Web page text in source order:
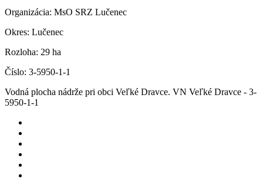
Organizácia: MsO SRZ Lučenec
Okres: Lučenec
Rozloha: 29 ha
Číslo: 3-5950-1-1
Vodná plocha nádrže pri obci Veľké Dravce. VN Veľké Dravce - 3-
5950-1-1